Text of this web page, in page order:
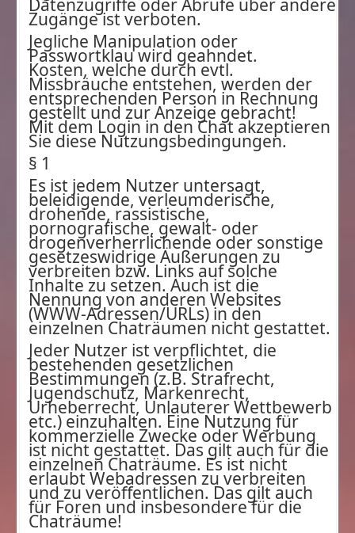
Datenzugriffe oder Abrufe über andere
Zugänge ist verboten.
Jegliche Manipulation oder
Passwortklau wird geahndet.
Kosten, welche durch evtl.
Missbräuche entstehen, werden der
entsprechenden Person in Rechnung
gestellt und zur Anzeige gebracht!
Mit dem Login in den Chat akzeptieren
Sie diese Nutzungsbedingungen.
§ 1
Es ist jedem Nutzer untersagt,
beleidigende, verleumderische,
drohende, rassistische,
pornografische, gewalt- oder
drogenverherrlichende oder sonstige
gesetzeswidrige Äußerungen zu
verbreiten bzw. Links auf solche
Inhalte zu setzen. Auch ist die
Nennung von anderen Websites
(WWW-Adressen/URLs) in den
einzelnen Chaträumen nicht gestattet.
Jeder Nutzer ist verpflichtet, die
bestehenden gesetzlichen
Bestimmungen (z.B. Strafrecht,
Jugendschutz, Markenrecht,
Urheberrecht, Unlauterer Wettbewerb
etc.) einzuhalten. Eine Nutzung für
kommerzielle Zwecke oder Werbung
ist nicht gestattet. Das gilt auch für die
einzelnen Chaträume. Es ist nicht
erlaubt Webadressen zu verbreiten
und zu veröffentlichen. Das gilt auch
für Foren und insbesondere für die
Chaträume!